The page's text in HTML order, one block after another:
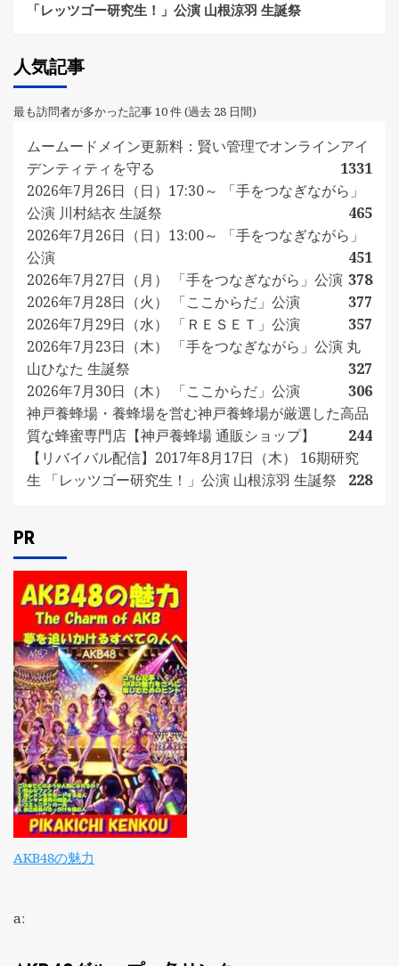
「レッツゴー研究生！」公演 山根涼羽 生誕祭
人気記事
最も訪問者が多かった記事 10 件 (過去 28 日間)
ムームードメイン更新料：賢い管理でオンラインアイ
デンティティを守る
1331
2026年7月26日（日）17:30～ 「手をつなぎながら」
公演 川村結衣 生誕祭
465
2026年7月26日（日）13:00～ 「手をつなぎながら」
公演
451
2026年7月27日（月） 「手をつなぎながら」公演 378
2026年7月28日（火） 「ここからだ」公演
377
2026年7月29日（水） 「ＲＥＳＥＴ」公演
357
2026年7月23日（木） 「手をつなぎながら」公演 丸
山ひなた 生誕祭
327
2026年7月30日（木） 「ここからだ」公演
306
神戸養蜂場・養蜂場を営む神戸養蜂場が厳選した高品
質な蜂蜜専門店【神戸養蜂場 通販ショップ】
244
【リバイバル配信】2017年8月17日（木） 16期研究
生 「レッツゴー研究生！」公演 山根涼羽 生誕祭
228
PR
AKB48の魅力
a: